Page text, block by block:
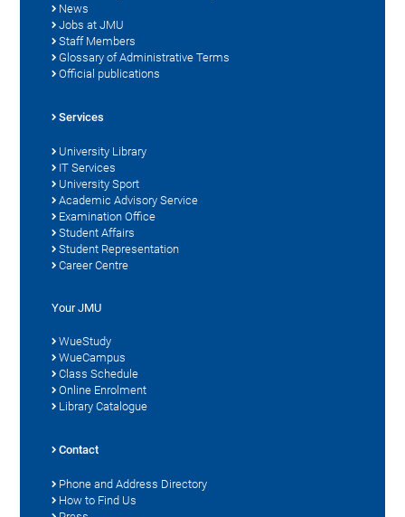
News
Jobs at JMU
Staff Members
Glossary of Administrative Terms
Official publications
Services
University Library
IT Services
University Sport
Academic Advisory Service
Examination Office
Student Affairs
Student Representation
Career Centre
Your JMU
WueStudy
WueCampus
Class Schedule
Online Enrolment
Library Catalogue
Contact
Phone and Address Directory
How to Find Us